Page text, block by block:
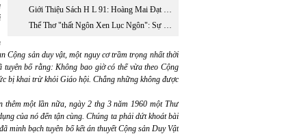
Giới Thiệu Sách H L 91: Hoàng Mai Đạt Phụ Trách
Thể Thơ "thất Ngôn Xen Lục Ngôn": Sự Sáng Tạo Thể Loại Đầu Tiên Trong Lịch Sử Văn Học Việt Nam
Cộng sản duy vật, một nguy cơ trầm trọng nhất thời
bố rằng: Không bao giờ có thể vừa theo Cộng
bị khai trừ khỏi Giáo hội. Chẳng những không được
một lần nữa, ngày 2 thg 3 năm 1960 một Thư
của nó đến tận cùng. Chúng ta phải dứt khoát bài
minh bạch tuyên bố kết án thuyết Cộng sản Duy Vật